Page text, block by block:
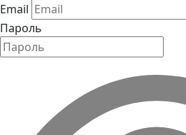
Email
Пароль